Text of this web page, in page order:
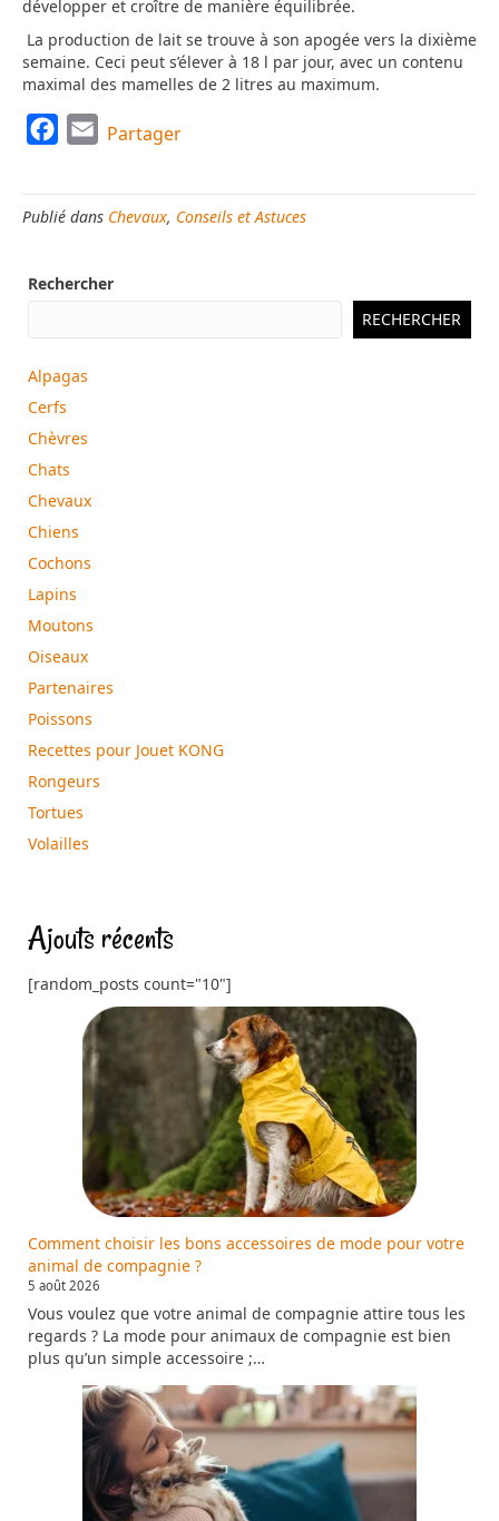
développer et croître de manière équilibrée.
La production de lait se trouve à son apogée vers la dixième
semaine. Ceci peut s’élever à 18 l par jour, avec un contenu
maximal des mamelles de 2 litres au maximum.
c
e
o
a
i
Partager
Publié dans Chevaux, Conseils et Astuces
Rechercher
RECHERCHER
Alpagas
Cerfs
Chèvres
Chats
Chevaux
Chiens
Cochons
Lapins
Moutons
Oiseaux
Partenaires
Poissons
Recettes pour Jouet KONG
Rongeurs
Tortues
Volailles
Ajouts récents
[random_posts count="10"]
Comment choisir les bons accessoires de mode pour votre
animal de compagnie ?
5 août 2026
Vous voulez que votre animal de compagnie attire tous les
regards ? La mode pour animaux de compagnie est bien
plus qu’un simple accessoire ;…